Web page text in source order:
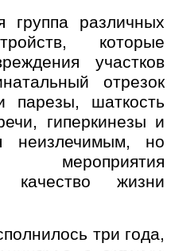
различных
которые
участков
отрезок
парезы, шаткость
гиперкинезы и
неизлечимым, но
мероприятия
качество жизни
три года,